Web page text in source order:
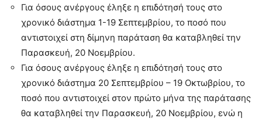
Για όσους ανέργους έληξε η επιδότησή τους στο
χρονικό διάστημα 1-19 Σεπτεμβρίου, το ποσό που
αντιστοιχεί στη δίμηνη παράταση θα καταβληθεί την
Παρασκευή, 20 Νοεμβρίου.
Για όσους ανέργους έληξε η επιδότησή τους στο
χρονικό διάστημα 20 Σεπτεμβρίου – 19 Οκτωβρίου, το
ποσό που αντιστοιχεί στον πρώτο μήνα της παράτασης
θα καταβληθεί την Παρασκευή, 20 Νοεμβρίου, ενώ η